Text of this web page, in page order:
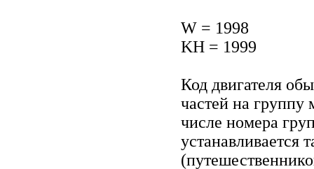
W = 1998
KH = 1999
Код двигателя
частей на
числе номера
устанавливается